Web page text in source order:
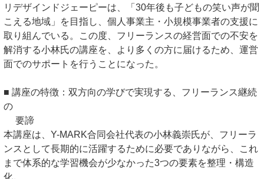
リデザインドジェーピーは、「30年後も子どもの笑い声が聞
こえる地域」を目指し、個人事業主・小規模事業者の支援に
取り組んでいる。この度、フリーランスの経営面での不安を
解消する小林氏の講座を、より多くの方に届けるため、運営
面でのサポートを行うことになった。
■ 講座の特徴：双方向の学びで実現する、フリーランス継続
の
要諦
本講座は、Y-MARK合同会社代表の小林義崇氏が、フリーラ
ンスとして長期的に活躍するために必要でありながら、これ
まで体系的な学習機会が少なかった3つの要素を整理・構造